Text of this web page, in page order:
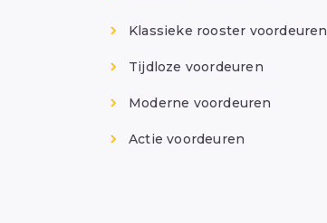
Klassieke rooster voordeuren
Tijdloze voordeuren
Moderne voordeuren
Actie voordeuren